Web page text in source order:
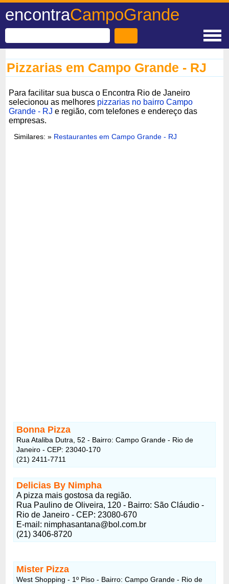
encontraCampoGrande
Pizzarias em Campo Grande - RJ
Para facilitar sua busca o Encontra Rio de Janeiro
selecionou as melhores pizzarias no bairro Campo
Grande - RJ e região, com telefones e endereço das
empresas.
Similares: » Restaurantes em Campo Grande - RJ
Bonna Pizza
Rua Ataliba Dutra, 52 - Bairro: Campo Grande - Rio de
Janeiro - CEP: 23040-170
(21) 2411-7711
Delicias By Nimpha
A pizza mais gostosa da região.
Rua Paulino de Oliveira, 120 - Bairro: São Cláudio -
Rio de Janeiro - CEP: 23080-670
E-mail: nimphasantana@bol.com.br
(21) 3406-8720
Mister Pizza
West Shopping - 1º Piso - Bairro: Campo Grande - Rio de